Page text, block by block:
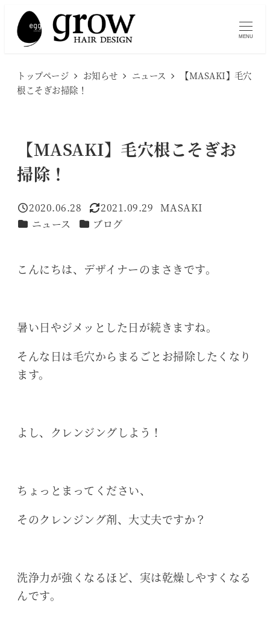
MENU
トップページ お知らせ ニュース
【MASAKI】毛穴
根こそぎお掃除！
【MASAKI】毛穴根こそぎお
掃除！
投稿日
2020.06.28
更新日
2021.09.29
著
MASAKI
カテゴリー
ニュース カテゴリー
ブログ
こんにちは、デザイナーのまさきです。
暑い日やジメッとした日が続きますね。
そんな日は毛穴からまるごとお掃除したくなり
ます。
よし、クレンジングしよう！
ちょっとまってください、
そのクレンジング剤、大丈夫ですか？
洗浄力が強くなるほど、実は乾燥しやすくなる
んです。